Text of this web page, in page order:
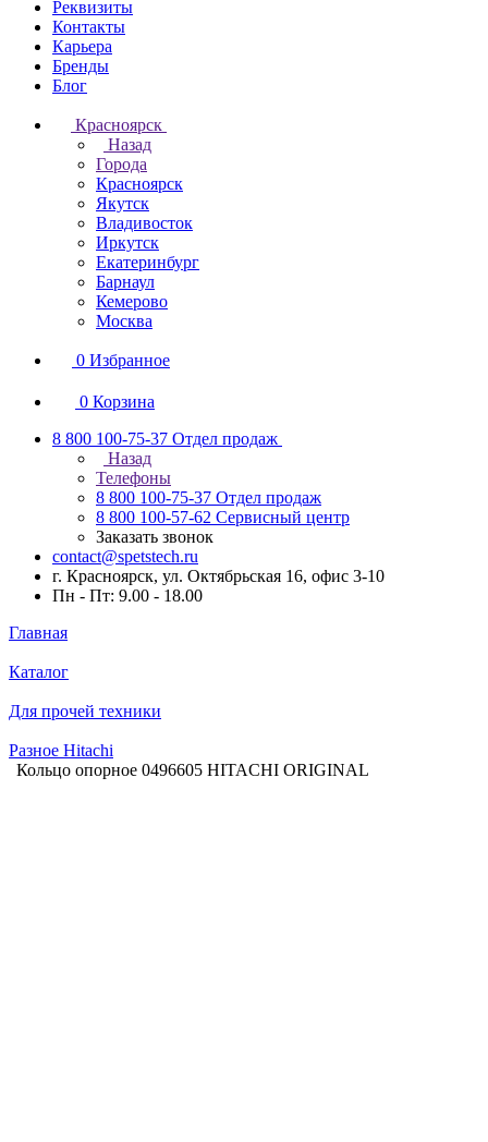
Реквизиты
Контакты
Карьера
Бренды
Блог
Красноярск
Назад
Города
Красноярск
Якутск
Владивосток
Иркутск
Екатеринбург
Барнаул
Кемерово
Москва
0 Избранное
0 Корзина
8 800 100-75-37 Отдел продаж
Назад
Телефоны
8 800 100-75-37 Отдел продаж
8 800 100-57-62 Сервисный центр
Заказать звонок
contact@spetstech.ru
г. Красноярск, ул. Октябрьская 16, офис 3-10
Пн - Пт: 9.00 - 18.00
Главная
Каталог
Для прочей техники
Разное Hitachi
Кольцо опорное 0496605 HITACHI ORIGINAL